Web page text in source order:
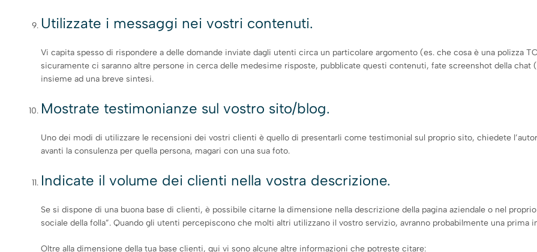
Utilizzate i messaggi nei vostri contenuti.
Vi capita spesso di rispondere a delle domande inviate dagli utenti circa un particolare argomento (es. che cosa è una polizza
sicuramente ci saranno altre persone in cerca delle medesime risposte, pubblicate questi contenuti, fate screenshot della
insieme ad una breve sintesi.
Mostrate testimonianze sul vostro sito/blog.
Uno dei modi di utilizzare le recensioni dei vostri clienti è quello di presentarli come testimonial sul proprio sito, chiedete
avanti la consulenza per quella persona, magari con una sua foto.
Indicate il volume dei clienti nella vostra descrizione.
Se si dispone di una buona base di clienti, è possibile citarne la dimensione nella descrizione della pagina aziendale o nel
sociale della folla”. Quando gli utenti percepiscono che molti altri utilizzano il vostro servizio, avranno probabilmente una prima
Oltre alla dimensione della tua base clienti, qui vi sono alcune altre informazioni che potreste citare: